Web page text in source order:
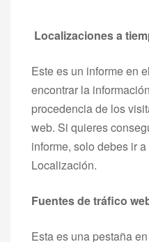
Localizaciones a
Este es un informe en
encontrar la
procedencia de los
web. Si quieres
informe, solo debes ir
Localización.
Fuentes de tráfico
Esta es una pestaña